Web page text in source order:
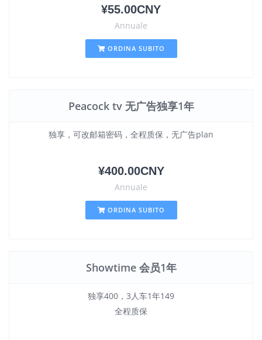
¥55.00CNY
Annuale
ORDINA SUBITO
Peacock tv 无广告独享1年
独享，可改邮箱密码，全程质保，无广告plan
¥400.00CNY
Annuale
ORDINA SUBITO
Showtime 会员1年
独享400，3人车1年149
全程质保